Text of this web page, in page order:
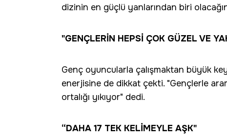
dizinin en güçlü yanlarından biri
"GENÇLERİN HEPSİ ÇOK GÜZEL VE
Genç oyuncularla çalışmaktan büyük
enerjisine de dikkat çekti. "Gençlerle
ortalığı yıkıyor" dedi.
“DAHA 17 TEK KELİMEYLE AŞK"